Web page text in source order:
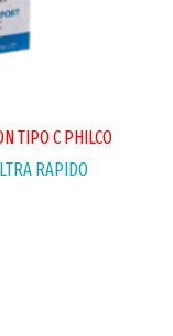
TIPO C PHILCO
RAPIDO